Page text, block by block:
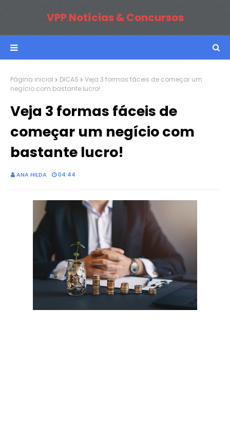
VPP Notícias & Concursos
Página inicial DICAS
Veja 3 formas fáceis de começar um
negício com bastante lucro!
Veja 3 formas fáceis de
começar um negício com
bastante lucro!
ANA HILDA 04:44